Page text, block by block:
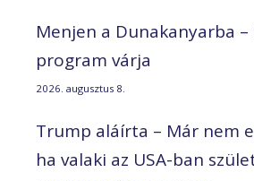
Menjen a Dunakanyarba –
program várja
2026. augusztus 8.
Trump aláírta – Már nem
ha valaki az USA-ban